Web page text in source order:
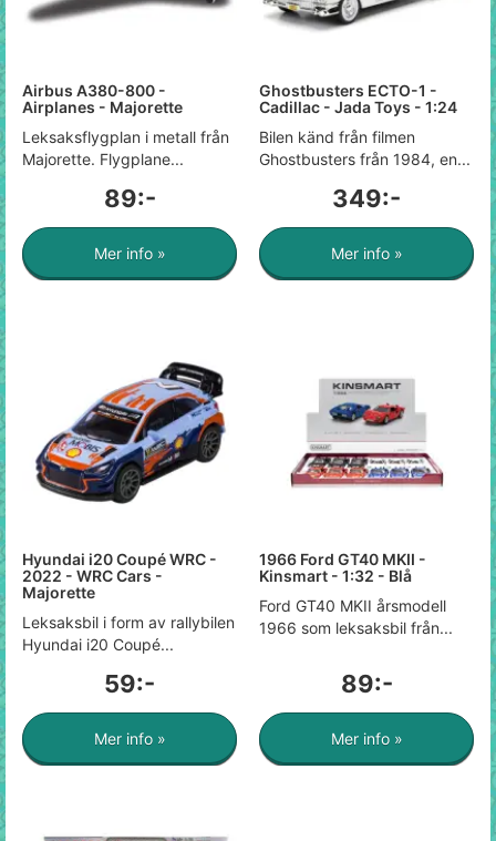
Airbus A380-800 -
Airplanes - Majorette
Leksaksflygplan i metall från
Majorette. Flygplane...
89:-
Mer info »
Ghostbusters ECTO-1 -
Cadillac - Jada Toys - 1:24
Bilen känd från filmen
Ghostbusters från 1984, en...
349:-
Mer info »
Hyundai i20 Coupé WRC -
2022 - WRC Cars -
Majorette
Leksaksbil i form av rallybilen
Hyundai i20 Coupé...
59:-
Mer info »
1966 Ford GT40 MKII -
Kinsmart - 1:32 - Blå
Ford GT40 MKII årsmodell
1966 som leksaksbil från...
89:-
Mer info »